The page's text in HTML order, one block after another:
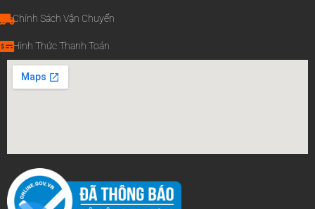
Chính Sách Vận Chuyển
Hình Thức Thanh Toán